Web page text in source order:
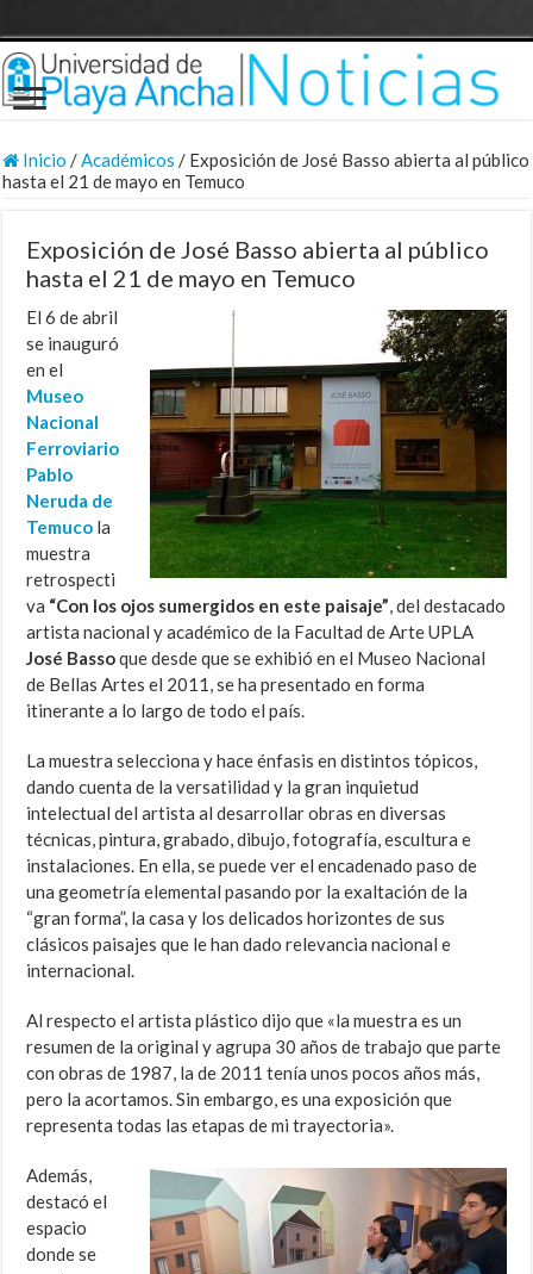
Inicio /Académicos / Exposición de José Basso abierta al público
hasta el 21 de mayo en Temuco
Exposición de José Basso abierta al público
hasta el 21 de mayo en Temuco
El 6 de abril
se inauguró
en el
Museo
Nacional
Ferroviario
Pablo
Neruda de
Temuco la
muestra
retrospecti
va “Con los ojos sumergidos en este paisaje”, del destacado
artista nacional y académico de la Facultad de Arte UPLA
José Bassoque desde que se exhibió en el Museo Nacional
de Bellas Artes el 2011, se ha presentado en forma
itinerante a lo largo de todo el país.
La muestra selecciona y hace énfasis en distintos tópicos,
dando cuenta de la versatilidad y la gran inquietud
intelectual del artista al desarrollar obras en diversas
técnicas, pintura, grabado, dibujo, fotografía, escultura e
instalaciones. En ella, se puede ver el encadenado paso de
una geometría elemental pasando por la exaltación de la
“gran forma”, la casa y los delicados horizontes de sus
clásicos paisajes que le han dado relevancia nacional e
internacional.
Al respecto el artista plástico dijo que «la muestra es un
resumen de la original y agrupa 30 años de trabajo que parte
con obras de 1987, la de 2011 tenía unos pocos años más,
pero la acortamos. Sin embargo, es una exposición que
representa todas las etapas de mi trayectoria».
Además,
destacó el
espacio
donde se